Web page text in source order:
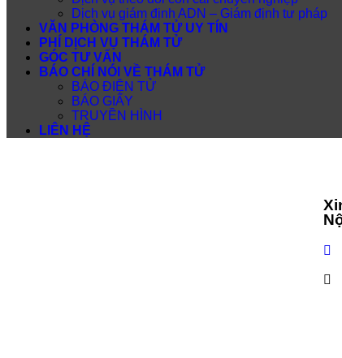
Dịch vụ giám định ADN – Giám định tư pháp
VĂN PHÒNG THÁM TỬ UY TÍN
PHÍ DỊCH VỤ THÁM TỬ
GÓC TƯ VẤN
BÁO CHÍ NÓI VỀ THÁM TỬ
BÁO ĐIỆN TỬ
BÁO GIẤY
TRUYỀN HÌNH
LIÊN HỆ